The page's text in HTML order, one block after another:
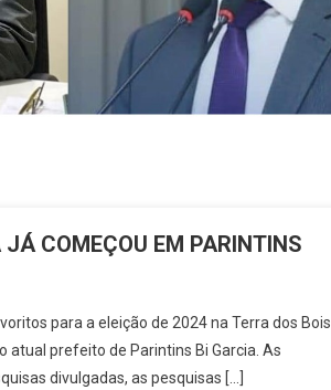
COMEÇOU EM PARINTINS
para a eleição de 2024 na Terra dos Bois
atual prefeito de Parintins Bi Garcia. As
divulgadas, as pesquisas […]